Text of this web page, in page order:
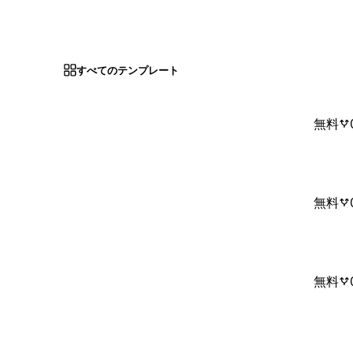
すべてのテンプレート
無料
無料
無料